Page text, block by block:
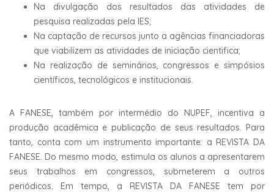
Na divulgação dos resultados das atividades de
pesquisa realizadas pela IES;
Na captação de recursos junto a agências financiadoras
que viabilizem as atividades de iniciação cientifica;
Na realização de seminários, congressos e simpósios
científicos, tecnológicos e institucionais.
A FANESE, também por intermédio do NUPEF, incentiva a
produção acadêmica e publicação de seus resultados. Para
tanto, conta com um instrumento importante: a REVISTA DA
FANESE. Do mesmo modo, estimula os alunos a apresentarem
seus trabalhos em congressos, submeterem a outros
periódicos. Em tempo, a REVISTA DA FANESE tem por